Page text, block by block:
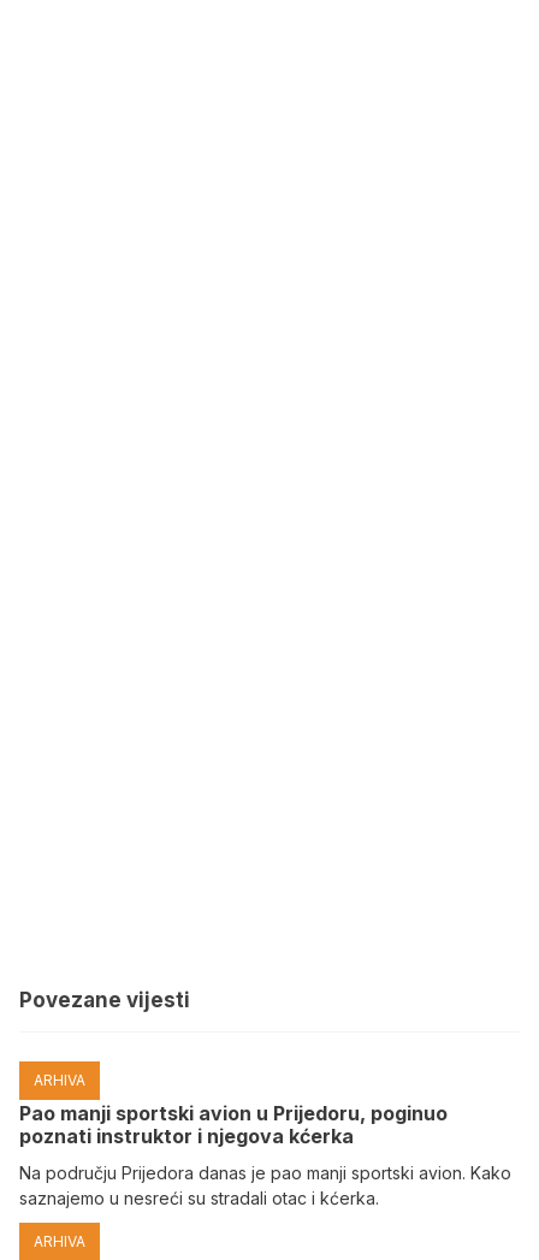
Povezane vijesti
ARHIVA
Pao manji sportski avion u Prijedoru, poginuo
poznati instruktor i njegova kćerka
Na području Prijedora danas je pao manji sportski avion. Kako
saznajemo u nesreći su stradali otac i kćerka.
ARHIVA